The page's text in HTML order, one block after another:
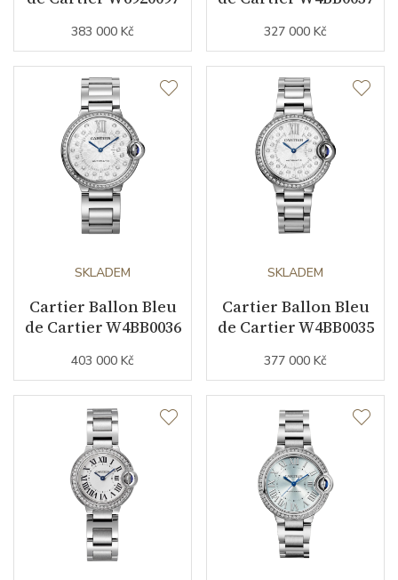
Barva řemínku ocelový tah
Doplňující údaje
Záruční doba
nepodnikatelé (měsíců)
Modelová řada Ballon de Cartier
383 000 Kč 327 000 Kč
SKLADEM
Cartier Ballon Bleu
de Cartier W4BB0036
403 000 Kč
SKLADEM
Cartier Ballon Bleu
de Cartier W4BB0035
377 000 Kč